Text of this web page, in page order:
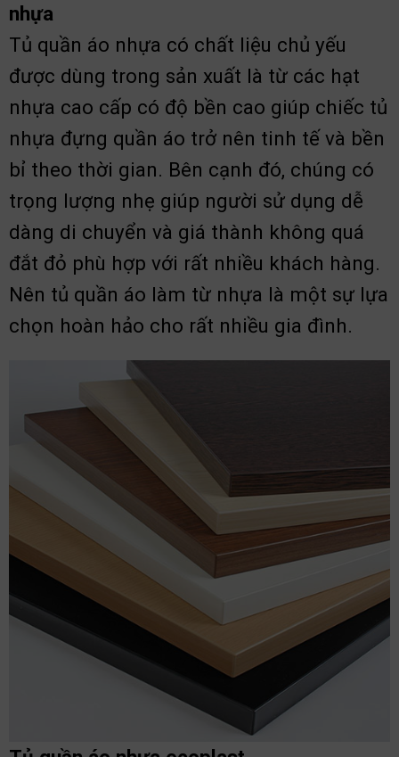
nhựa
Tủ quần áo nhựa có chất liệu chủ yếu
được dùng trong sản xuất là từ các hạt
nhựa cao cấp có độ bền cao giúp chiếc tủ
nhựa đựng quần áo trở nên tinh tế và bền
bỉ theo thời gian. Bên cạnh đó, chúng có
trọng lượng nhẹ giúp người sử dụng dễ
dàng di chuyển và giá thành không quá
đắt đỏ phù hợp với rất nhiều khách hàng.
Nên tủ quần áo làm từ nhựa là một sự lựa
chọn hoàn hảo cho rất nhiều gia đình.